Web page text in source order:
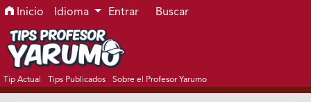
Ir al menú de navegación principal
Ir al contenido principal
Ir al pie de página del sitio
Inicio Idioma Entrar Buscar
Tip Actual Tips Publicados Sobre el Profesor Yarumo